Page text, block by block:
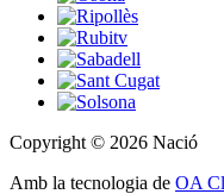
Copyright © 2026 Nació
Amb la tecnologia de OA